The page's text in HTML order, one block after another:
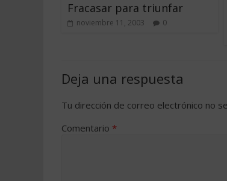
Fracasar para triunfar
noviembre 11, 2003 0
Deja una respuesta
Tu dirección de correo electrónico no
Comentario *